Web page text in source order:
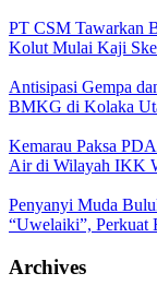
PT CSM Tawarkan
Kolut Mulai Kaji
Antisipasi Gempa
BMKG di Kolaka
Kemarau Paksa
Air di Wilayah IKK
Penyanyi Muda
“Uwelaiki”, Perkuat
Archives